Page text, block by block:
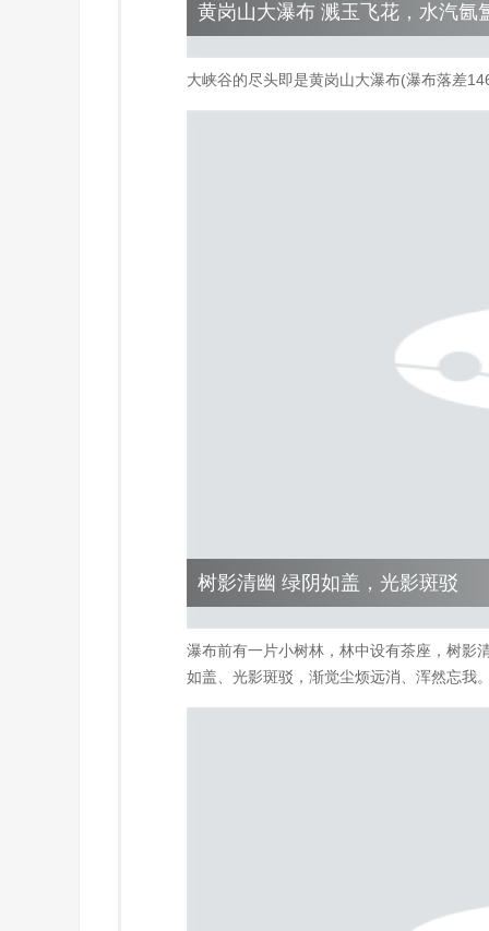
黄岗山大瀑布 溅玉飞花，水汽氤
大峡谷的尽头即是黄岗山大瀑布(瀑布落差
树影清幽 绿阴如盖，光影斑驳
瀑布前有一片小树林，林中设有茶座，树影
如盖、光影斑驳，渐觉尘烦远消、浑然忘我